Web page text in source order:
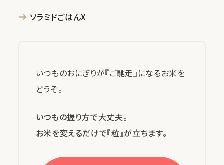
ソラミドごはんX
いつものおにぎりが『ご馳走』になるお米を
どうぞ。
いつもの握り方で大丈夫。
お米を変えるだけで『粒』が立ちます。